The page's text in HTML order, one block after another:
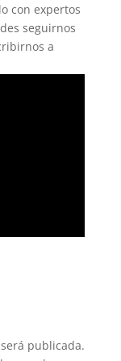
con expertos
seguirnos
a
publicada.